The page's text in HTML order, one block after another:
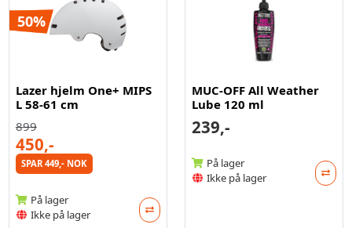
50%
Lazer hjelm One+ MIPS
L 58-61 cm
899
450,-
SPAR 449,- NOK
På lager
Ikke på lager
MUC-OFF All Weather
Lube 120 ml
239,-
På lager
Ikke på lager